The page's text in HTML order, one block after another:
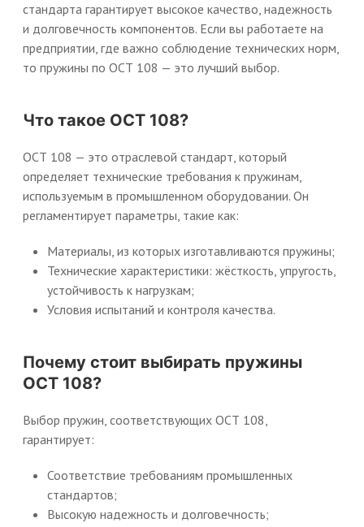
стандарта гарантирует высокое качество, надежность
и долговечность компонентов. Если вы работаете на
предприятии, где важно соблюдение технических норм,
то пружины по ОСТ 108 — это лучший выбор.
Что такое ОСТ 108?
ОСТ 108 — это отраслевой стандарт, который
определяет технические требования к пружинам,
используемым в промышленном оборудовании. Он
регламентирует параметры, такие как:
Материалы, из которых изготавливаются пружины;
Технические характеристики: жёсткость, упругость,
устойчивость к нагрузкам;
Условия испытаний и контроля качества.
Почему стоит выбирать пружины
ОСТ 108?
Выбор пружин, соответствующих ОСТ 108,
гарантирует:
Соответствие требованиям промышленных
стандартов;
Высокую надежность и долговечность;